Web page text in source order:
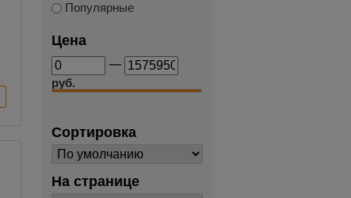
Популярные
Цена
—
руб.
Сортировка
На странице